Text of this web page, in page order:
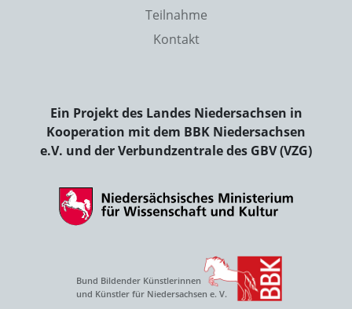
Teilnahme
Kontakt
Ein Projekt des Landes Niedersachsen in
Kooperation mit dem BBK Niedersachsen
e.V. und der Verbundzentrale des GBV (VZG)
Bund Bildender Künstlerinnen
und Künstler für Niedersachsen e. V.